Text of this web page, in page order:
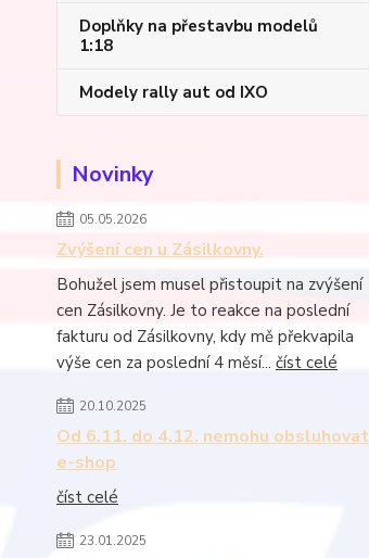
Doplňky na přestavbu modelů
1:18
Modely rally aut od IXO
Novinky
05.05.2026
Zvýšení cen u Zásilkovny.
Bohužel jsem musel přistoupit na zvýšení
cen Zásilkovny. Je to reakce na poslední
fakturu od Zásilkovny, kdy mě překvapila
výše cen za poslední 4 měsí... číst celé
20.10.2025
Od 6.11. do 4.12. nemohu obsluhovat
e-shop
číst celé
23.01.2025